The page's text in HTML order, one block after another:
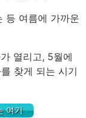
등 여름에 가까운
열리고, 5월에
찾게 되는 시기
여기